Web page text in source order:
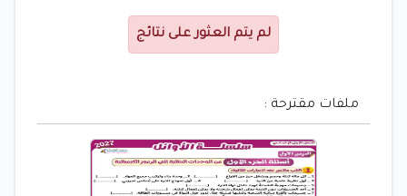
لم يتم العثور على نتائج
ملفات مقترحة :